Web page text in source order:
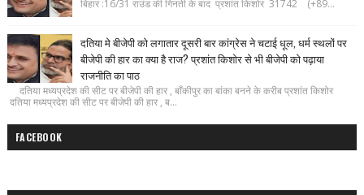
बिहार :16/31 राउंड की गिनती के बाद प्रशांत किशोर 31742 (+89...
दतिया मे बीजेपी को लगातार दूसरी बार कांग्रेस ने चटाई धूल, धर्म स्थलों पर
बीजेपी की हार का क्या है राज? प्रशांत किशोर से भी बीजेपी को पढ़ाया
राजनीति का पाठ
दतिया मध्यप्रदेश की सीट पर बीजेपी की हार , बाँकीपुर का बांका बनने के करीब प्रशांत किशोर
दतिया मध्यप्रदेश की सीट पर बीजेपी की हार , ब...
FACEBOOK